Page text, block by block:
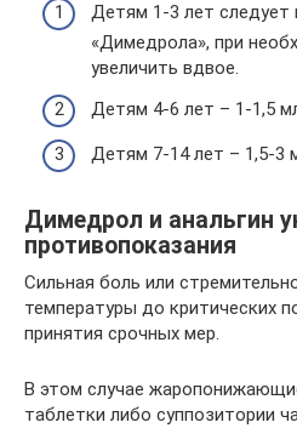
Детям 1-3 лет следует
«Димедрола», при
увеличить вдвое.
Детям 4-6 лет – 1-1,5
Детям 7-14 лет – 1,5-3
Димедрол и анальгин
противопоказания
Сильная боль или
температуры до критических
принятия срочных мер.
В этом случае
таблетки либо суппозитории